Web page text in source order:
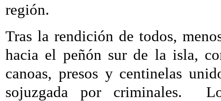
región.
Tras la rendición de todos,
hacia el peñón sur de la isla,
canoas, presos y centinelas
sojuzgada por criminales.